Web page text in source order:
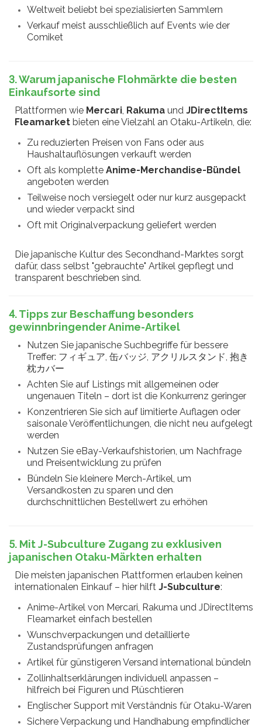
Weltweit beliebt bei spezialisierten Sammlern
Verkauf meist ausschließlich auf Events wie der
Comiket
3. Warum japanische Flohmärkte die besten
Einkaufsorte sind
Plattformen wie Mercari, Rakuma und JDirectItems
Fleamarket bieten eine Vielzahl an Otaku-Artikeln, die:
Zu reduzierten Preisen von Fans oder aus
Haushaltauflösungen verkauft werden
Oft als komplette Anime-Merchandise-Bündel
angeboten werden
Teilweise noch versiegelt oder nur kurz ausgepackt
und wieder verpackt sind
Oft mit Originalverpackung geliefert werden
Die japanische Kultur des Secondhand-Marktes sorgt
dafür, dass selbst "gebrauchte" Artikel gepflegt und
transparent beschrieben sind.
4. Tipps zur Beschaffung besonders
gewinnbringender Anime-Artikel
Nutzen Sie japanische Suchbegriffe für bessere
Treffer: フィギュア, 缶バッジ, アクリルスタンド, 抱き
枕カバー
Achten Sie auf Listings mit allgemeinen oder
ungenauen Titeln – dort ist die Konkurrenz geringer
Konzentrieren Sie sich auf limitierte Auflagen oder
saisonale Veröffentlichungen, die nicht neu aufgelegt
werden
Nutzen Sie eBay-Verkaufshistorien, um Nachfrage
und Preisentwicklung zu prüfen
Bündeln Sie kleinere Merch-Artikel, um
Versandkosten zu sparen und den
durchschnittlichen Bestellwert zu erhöhen
5. Mit J-Subculture Zugang zu exklusiven
japanischen Otaku-Märkten erhalten
Die meisten japanischen Plattformen erlauben keinen
internationalen Einkauf – hier hilft J-Subculture:
Anime-Artikel von Mercari, Rakuma und JDirectItems
Fleamarket einfach bestellen
Wunschverpackungen und detaillierte
Zustandsprüfungen anfragen
Artikel für günstigeren Versand international bündeln
Zollinhaltserklärungen individuell anpassen –
hilfreich bei Figuren und Plüschtieren
Englischer Support mit Verständnis für Otaku-Waren
Sichere Verpackung und Handhabung empfindlicher